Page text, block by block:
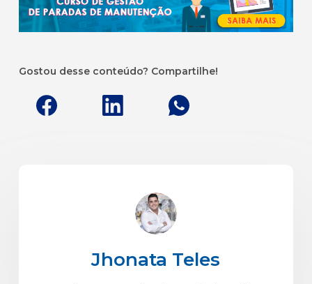
Gostou desse conteúdo? Compartilhe!
Jhonata Teles